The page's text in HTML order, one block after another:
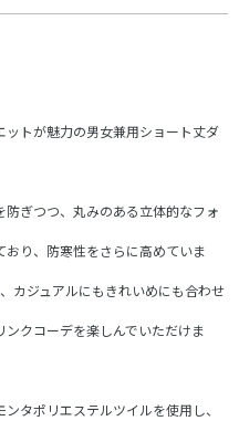
トが魅力の男女兼用ショート丈ダ
ぎつつ、丸みのある立体的なフォ
り、防寒性をさらに高めていま
カジュアルにもきれいめにも合わせ
クコーデを楽しんでいただけま
タポリエステルツイルを使用し、